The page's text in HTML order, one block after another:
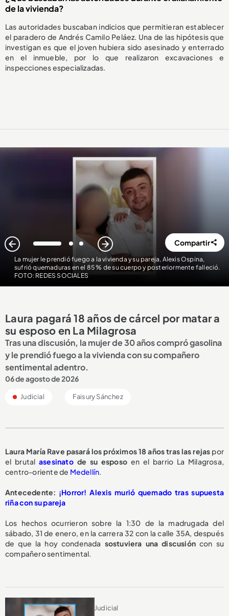
de la vivienda?
Las autoridades buscaban indicios que permitieran establecer
el paradero de Andrés Camilo Peláez. Una de las hipótesis que
investigan es que el joven hubiera sido asesinado y enterrado
en el inmueble, por lo que realizaron excavaciones e
inspecciones especializadas.
La mujer le prendió fuego a la vivienda y su pareja, Alexis Ospina,
sufrió quemaduras en el 85 % de su cuerpo y posteriormente falleció.
FOTO: REDES SOCIALES
1 2 3 Compartir
Laura pagará 18 años de cárcel por matar a
su esposo en La Milagrosa
Tras una discusión, la mujer de 30 años compró gasolina
y le prendió fuego a la vivienda con su compañero
sentimental adentro.
06 de agosto de 2026
Judicial Faisury Sánchez
Laura María Rave pasará lospróximos 18 añostras las rejas por
el brutalasesinatode su esposo en el barrio La Milagrosa,
centro-oriente de Medellín.
Antecedente: ¡Horror! Alexis murió quemado tras supuesta
riña con su pareja
Los hechos ocurrieron sobre la 1:30 de la madrugada del
sábado, 31 de enero, en la carrera 32 con la calle 35A, después
de que la hoy condenada sostuviera una discusión con su
compañero sentimental.
Judicial